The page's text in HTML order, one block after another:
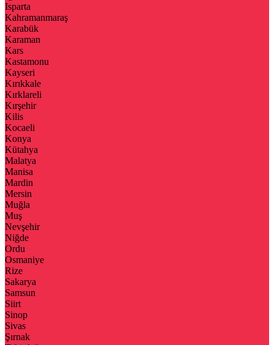
Isparta
Kahramanmaraş
Karabük
Karaman
Kars
Kastamonu
Kayseri
Kırıkkale
Kırklareli
Kırşehir
Kilis
Kocaeli
Konya
Kütahya
Malatya
Manisa
Mardin
Mersin
Muğla
Muş
Nevşehir
Niğde
Ordu
Osmaniye
Rize
Sakarya
Samsun
Siirt
Sinop
Sivas
Şırnak